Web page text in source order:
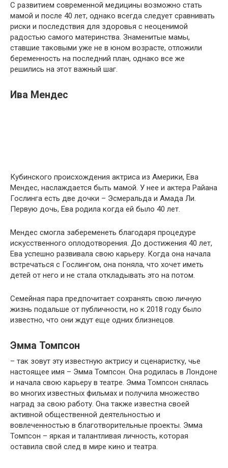
С развитием современной медицины возможно стать
мамой и после 40 лет, однако всегда следует сравнивать
риски и последствия для здоровья с неоценимой
радостью самого материнства. Знаменитые мамы,
ставшие таковыми уже не в юном возрасте, отложили
беременность на последний план, однако все же
решились на этот важный шаг.
Ива Мендес
Кубинского происхождения актриса из Америки, Ева
Мендес, наслаждается быть мамой. У нее и актера Райана
Гослинга есть две дочки – Эсмеральда и Амада Ли.
Первую дочь, Ева родила когда ей было 40 лет.
Мендес смогла забеременеть благодаря процедуре
искусственного оплодотворения. До достижения 40 лет,
Ева успешно развивала свою карьеру. Когда она начала
встречаться с Гослингом, она поняла, что хочет иметь
детей от него и не стала откладывать это на потом.
Семейная пара предпочитает сохранять свою личную
жизнь подальше от публичности, но к 2018 году было
известно, что они ждут еще одних близнецов.
Эмма Томпсон
– так зовут эту известную актрису и сценаристку, чье
настоящее имя – Эмма Томпсон. Она родилась в Лондоне
и начала свою карьеру в театре. Эмма Томпсон снялась
во многих известных фильмах и получила множество
наград за свою работу. Она также известна своей
активной общественной деятельностью и
вовлеченностью в благотворительные проекты. Эмма
Томпсон – яркая и талантливая личность, которая
оставила свой след в мире кино и театра.